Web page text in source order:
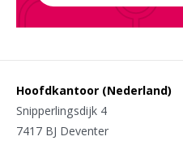
Hoofdkantoor (Nederland)
Snipperlingsdijk 4
7417 BJ Deventer